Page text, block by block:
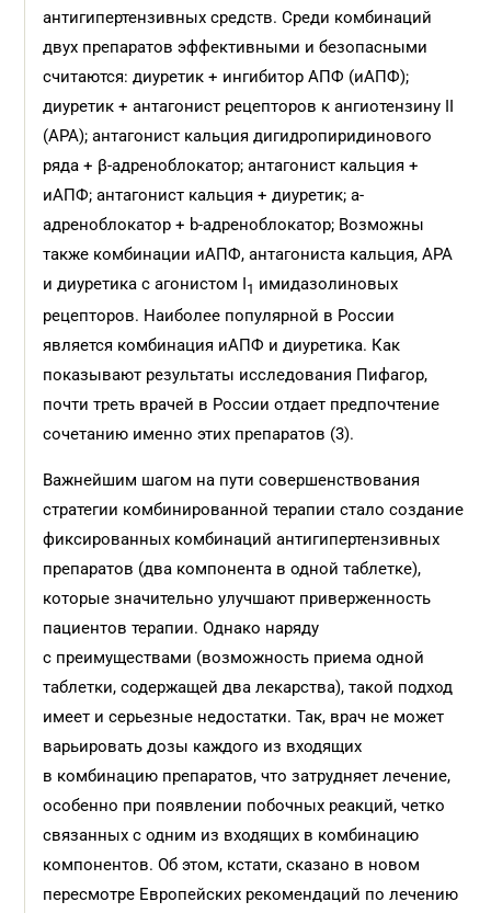
антигипертензивных средств. Cреди комбинаций
двух препаратов эффективными и безопасными
считаются: диуретик + ингибитор АПФ (иАПФ);
диуретик + антагонист рецепторов к ангиотензину II
(АРА); антагонист кальция дигидропиридинового
ряда + β-адреноблокатор; антагонист кальция +
иАПФ; антагонист кальция + диуретик; a-
адреноблокатор + b-адреноблокатор; Возможны
также комбинации иАПФ, антагониста кальция, АРА
и диуретика с агонистом I1 имидазолиновых
рецепторов. Наиболее популярной в России
является комбинация иАПФ и диуретика. Как
показывают результаты исследования Пифагор,
почти треть врачей в России отдает предпочтение
сочетанию именно этих препаратов (3).
Важнейшим шагом на пути совершенствования
стратегии комбинированной терапии стало создание
фиксированных комбинаций антигипертензивных
препаратов (два компонента в одной таблетке),
которые значительно улучшают приверженность
пациентов терапии. Однако наряду
с преимуществами (возможность приема одной
таблетки, содержащей два лекарства), такой подход
имеет и серьезные недостатки. Так, врач не может
варьировать дозы каждого из входящих
в комбинацию препаратов, что затрудняет лечение,
особенно при появлении побочных реакций, четко
связанных с одним из входящих в комбинацию
компонентов. Об этом, кстати, сказано в новом
пересмотре Европейских рекомендаций по лечению